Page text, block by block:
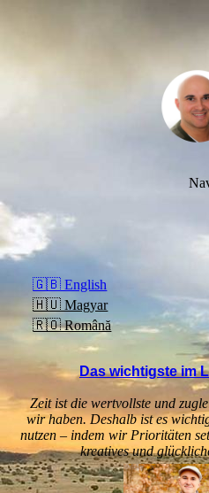
🇬🇧 English
🇭🇺 Magyar
🇷🇴 Română
Das wichtigste im
Zeit ist die wertvollste und
wir haben. Deshalb ist es
nutzen – indem wir Prioritäten
kreatives und